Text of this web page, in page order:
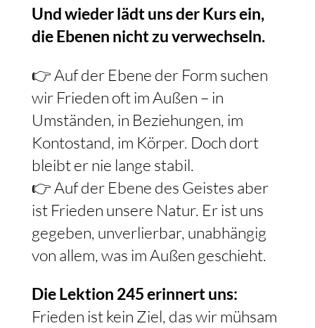
Und wieder lädt uns der Kurs ein,
die Ebenen nicht zu verwechseln.
👉 Auf der Ebene der Form suchen
wir Frieden oft im Außen – in
Umständen, in Beziehungen, im
Kontostand, im Körper. Doch dort
bleibt er nie lange stabil.
👉 Auf der Ebene des Geistes aber
ist Frieden unsere Natur. Er ist uns
gegeben, unverlierbar, unabhängig
von allem, was im Außen geschieht.
Die Lektion 245 erinnert uns:
Frieden ist kein Ziel, das wir mühsam